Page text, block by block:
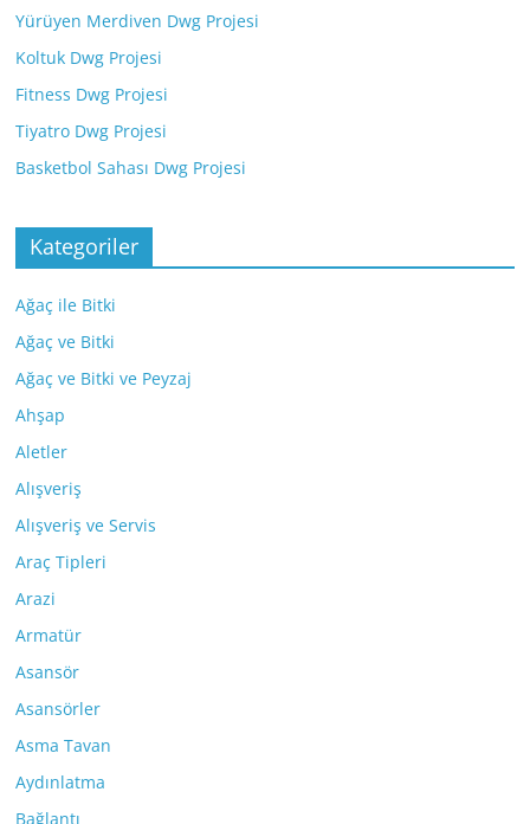
Yürüyen Merdiven Dwg Projesi
Koltuk Dwg Projesi
Fitness Dwg Projesi
Tiyatro Dwg Projesi
Basketbol Sahası Dwg Projesi
Kategoriler
Ağaç ile Bitki
Ağaç ve Bitki
Ağaç ve Bitki ve Peyzaj
Ahşap
Aletler
Alışveriş
Alışveriş ve Servis
Araç Tipleri
Arazi
Armatür
Asansör
Asansörler
Asma Tavan
Aydınlatma
Bağlantı